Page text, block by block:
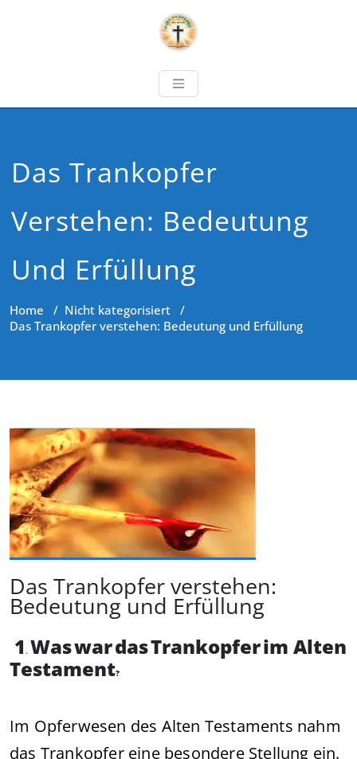
Das Trankopfer
Verstehen: Bedeutung
Und Erfüllung
Home / Nicht kategorisiert /
Das Trankopfer verstehen: Bedeutung und Erfüllung
Das Trankopfer verstehen:
Bedeutung und Erfüllung
1 . WaswardasTrankopferim Alten
Testament?
Im Opferwesen des Alten Testaments nahm
das Trankopfer eine besondere Stellung ein.